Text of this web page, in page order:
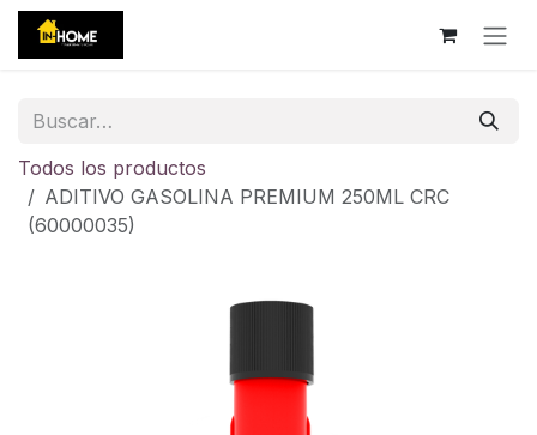
Ir al contenido
Todos los productos
ADITIVO GASOLINA PREMIUM 250ML CRC
(60000035)